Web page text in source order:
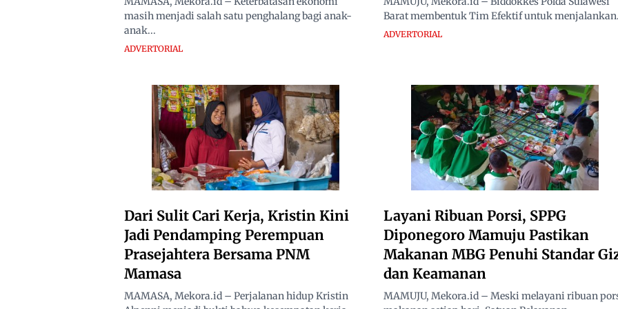
masih menjadi salah satu penghalang bagi anak-
anak...
ADVERTORIAL
Barat membentuk Tim Efektif untuk
ADVERTORIAL
Dari Sulit Cari Kerja, Kristin Kini
Jadi Pendamping Perempuan
Prasejahtera Bersama PNM
Mamasa
MAMASA, Mekora.id – Perjalanan hidup Kristin
Layani Ribuan Porsi, SPPG
Diponegoro Mamuju Pastikan
Makanan MBG Penuhi Standar
dan Keamanan
MAMUJU, Mekora.id – Meski melayani ribuan